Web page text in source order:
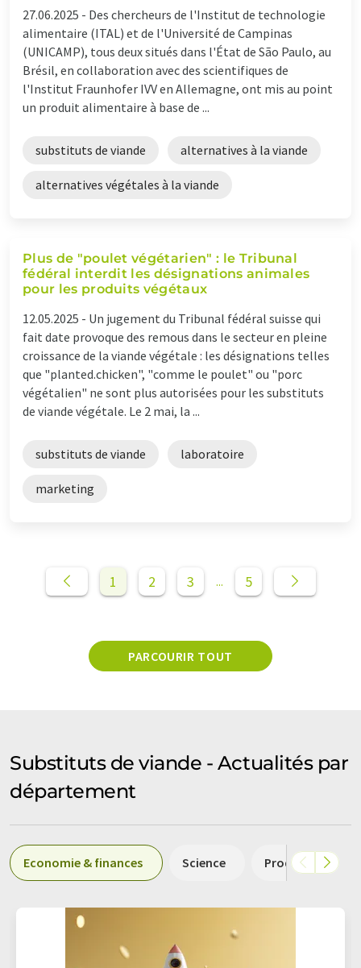
27.06.2025 - Des chercheurs de l'Institut de technologie
alimentaire (ITAL) et de l'Université de Campinas
(UNICAMP), tous deux situés dans l'État de São Paulo, au
Brésil, en collaboration avec des scientifiques de
l'Institut Fraunhofer IVV en Allemagne, ont mis au point
un produit alimentaire à base de ...
substituts de viande alternatives à la viande
alternatives végétales à la viande
Plus de "poulet végétarien" : le Tribunal
fédéral interdit les désignations animales
pour les produits végétaux
12.05.2025 - Un jugement du Tribunal fédéral suisse qui
fait date provoque des remous dans le secteur en pleine
croissance de la viande végétale : les désignations telles
que "planted.chicken", "comme le poulet" ou "porc
végétalien" ne sont plus autorisées pour les substituts
de viande végétale. Le 2 mai, la ...
substituts de viande laboratoire
marketing
1 2 3 ... 5
PARCOURIR TOUT
Substituts de viande - Actualités par
département
Economie & finances Science Production